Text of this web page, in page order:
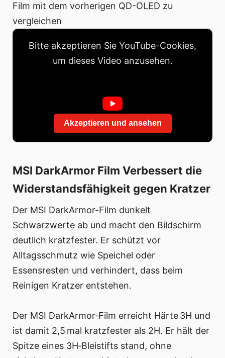
Film mit dem vorherigen QD-OLED zu
vergleichen
Bitte akzeptieren Sie YouTube-Cookies,
um dieses Video anzusehen.
Akzeptieren und ansehen
MSI DarkArmor Film Verbessert die
Widerstandsfähigkeit gegen Kratzer
Der MSI DarkArmor-Film dunkelt
Schwarzwerte ab und macht den Bildschirm
deutlich kratzfester. Er schützt vor
Alltagsschmutz wie Speichel oder
Essensresten und verhindert, dass beim
Reinigen Kratzer entstehen.
Der MSI DarkArmor‑Film erreicht Härte 3H und
ist damit 2,5 mal kratzfester als 2H. Er hält der
Spitze eines 3H‑Bleistifts stand, ohne